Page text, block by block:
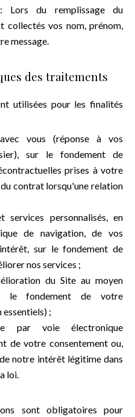
Lors du remplissage du
collectés vos nom, prénom,
message.
des traitements
utilisées pour les finalités
vous (réponse à vos
sur le fondement de
prises à votre
contrat lorsqu'une relation
services personnalisés, en
de navigation, de vos
sur le fondement de
nos services ;
du Site au moyen
le fondement de votre
;
par voie électronique
de votre consentement ou,
notre intérêt légitime dans
loi.
sont obligatoires pour